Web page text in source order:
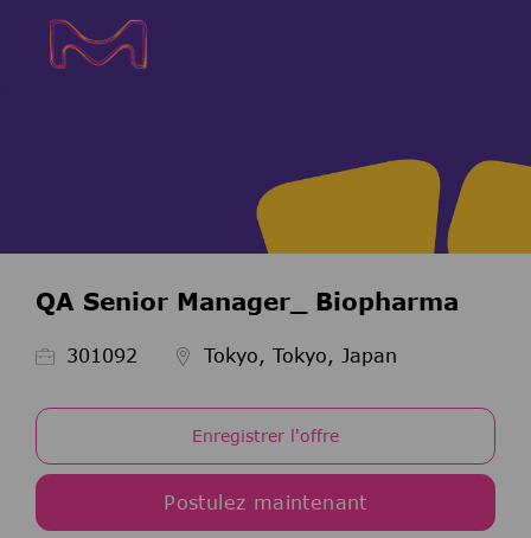
QA Senior Manager_ Biopharma
ID de l’emploi
301092 Tokyo, Tokyo, Japan
Enregistrer l'offre
Postulez maintenant